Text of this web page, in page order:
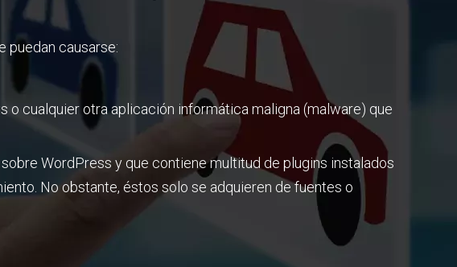
puedan causarse:
o cualquier otra aplicación informática maligna (malware) que
WordPress y que contiene multitud de plugins instalados
No obstante, éstos solo se adquieren de fuentes o